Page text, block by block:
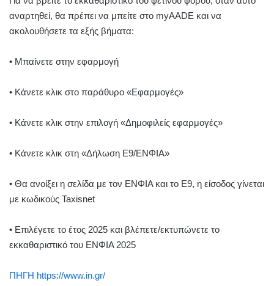
αναρτηθεί, θα πρέπει να μπείτε στο myAADE και να
ακολουθήσετε τα εξής βήματα:
• Μπαίνετε στην εφαρμογή
• Κάνετε κλικ στο παράθυρο «Εφαρμογές»
• Κάνετε κλικ στην επιλογή «Δημοφιλείς εφαρμογές»
• Κάνετε κλικ στη «Δήλωση Ε9/ΕΝΦΙΑ»
• Θα ανοίξει η σελίδα με τον ΕΝΦΙΑ και το Ε9, η είσοδος γίνεται
με κωδικούς Taxisnet
• Επιλέγετε το έτος 2025 και βλέπετε/εκτυπώνετε το
εκκαθαριστικό του ΕΝΦΙΑ 2025
ΠΗΓΗ https://www.in.gr/